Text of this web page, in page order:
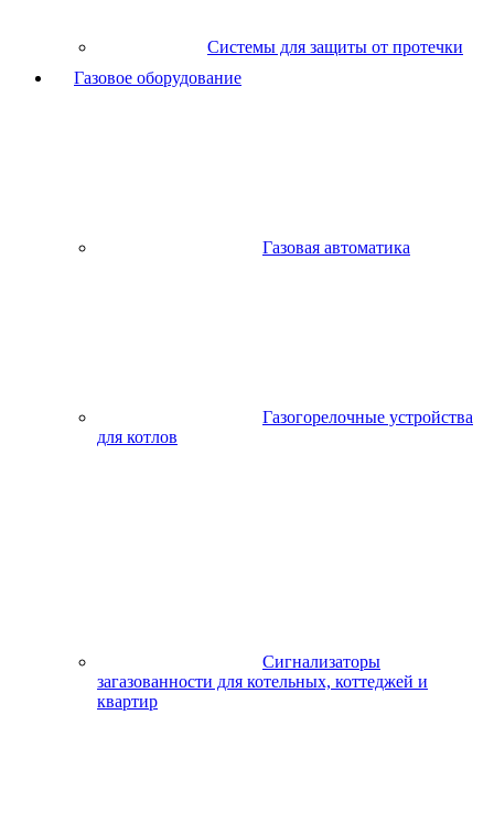
Системы для защиты от протечки
Газовое оборудование
Газовая автоматика
Газогорелочные устройства
для котлов
Сигнализаторы
загазованности для котельных, коттеджей и
квартир